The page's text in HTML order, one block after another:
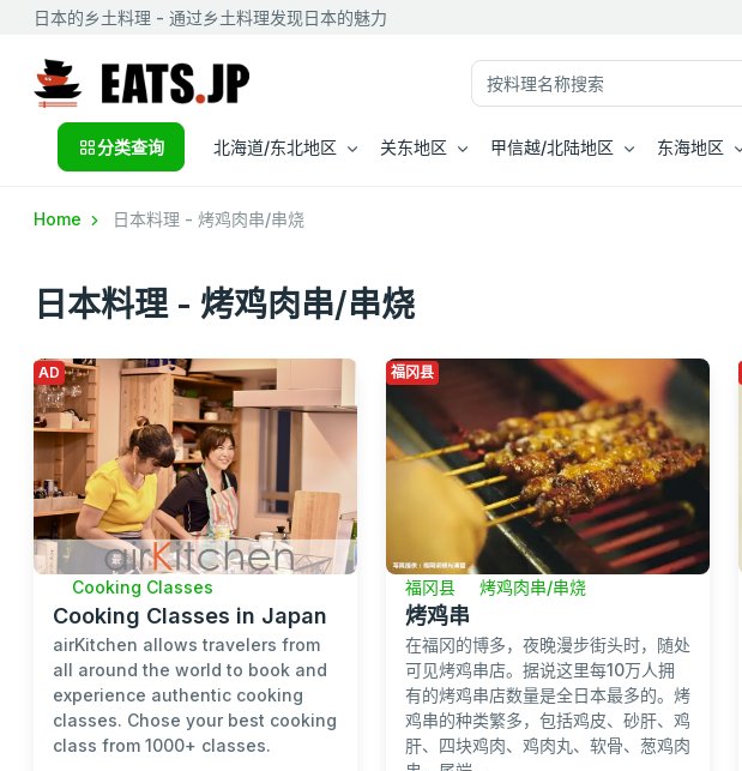
日本的乡土料理 - 通过乡土料理发现日本的魅力
分类查询 北海道/东北地区 关东地区 甲信越/北陆地区 东海地区
Home 日本料理 - 烤鸡肉串/串烧
日本料理 - 烤鸡肉串/串烧
AD
Cooking Classes
Cooking Classes in Japan
airKitchen allows travelers from
all around the world to book and
experience authentic cooking
classes. Chose your best cooking
class from 1000+ classes.
福冈县
福冈县 烤鸡肉串/串烧
烤鸡串
在福冈的博多，夜晚漫步街头时，随处
可见烤鸡串店。据说这里每10万人拥
有的烤鸡串店数量是全日本最多的。烤
鸡串的种类繁多，包括鸡皮、砂肝、鸡
肝、四块鸡肉、鸡肉丸、软骨、葱鸡肉